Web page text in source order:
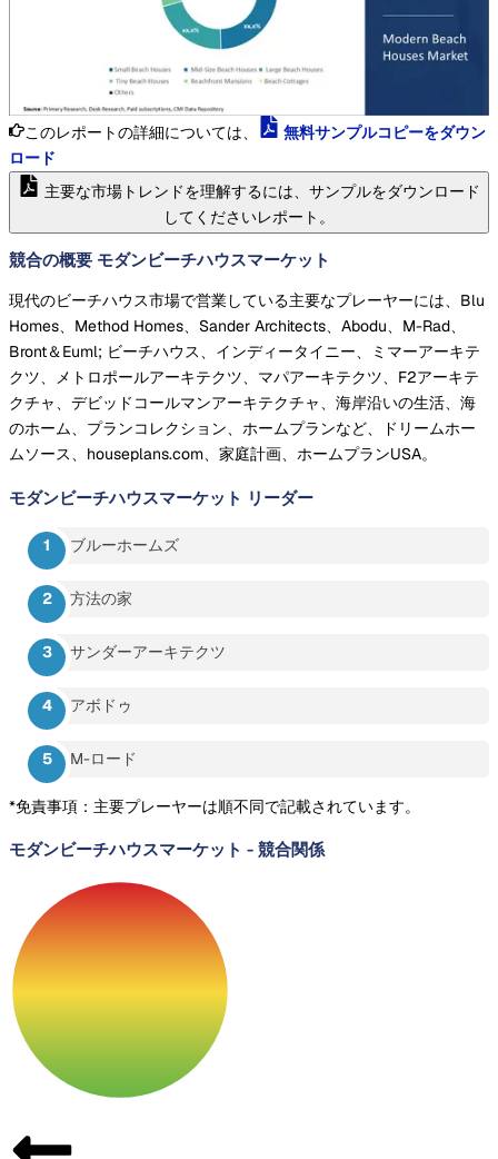
このレポートの詳細については、
無料サンプルコピーをダウン
ロード
主要な市場トレンドを理解するには、サンプルをダウンロード
してくださいレポート。
競合の概要 モダンビーチハウスマーケット
現代のビーチハウス市場で営業している主要なプレーヤーには、Blu
Homes、Method Homes、Sander Architects、Abodu、M-Rad、
Bront＆Euml; ビーチハウス、インディータイニー、ミマーアーキテ
クツ、メトロポールアーキテクツ、マパアーキテクツ、F2アーキテ
クチャ、デビッドコールマンアーキテクチャ、海岸沿いの生活、海
のホーム、プランコレクション、ホームプランなど、ドリームホー
ムソース、houseplans.com、家庭計画、ホームプランUSA。
モダンビーチハウスマーケット リーダー
ブルーホームズ
方法の家
サンダーアーキテクツ
アボドゥ
M-ロード
*免責事項：主要プレーヤーは順不同で記載されています。
モダンビーチハウスマーケット - 競合関係